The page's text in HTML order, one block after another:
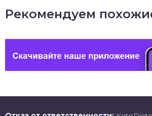
Рекомендуем